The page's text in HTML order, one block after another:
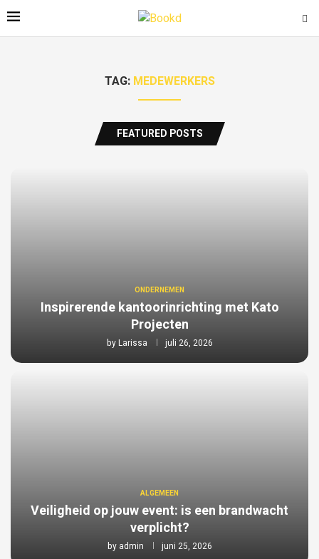
TAG: MEDEWERKERS
FEATURED POSTS
ONDERNEMEN
Inspirerende kantoorinrichting met Kato
Projecten
byLarissa juli 26, 2026
ALGEMEEN
Veiligheid op jouw event: is een brandwacht
verplicht?
by admin juni 25, 2026